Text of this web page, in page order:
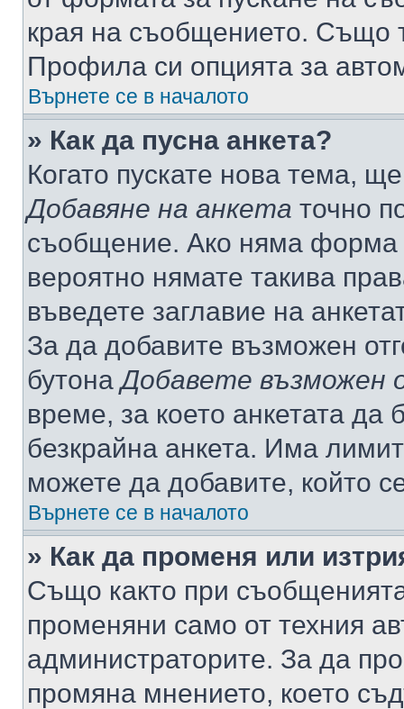
края на съобщението. Също
Профила си опцията за
Върнете се в началото
» Как да пусна анкета?
Когато пускате нова тема,
Добавяне на анкета точно
съобщение. Ако няма форма
вероятно нямате такива
въведете заглавие на
За да добавите възможен
бутонаДобавете възможен
време, за което анкетата да
безкрайна анкета. Има
можете да добавите, който
Върнете се в началото
» Как да променя или
Също както при
променяни само от техния
администраторите. За да
промяна мнението, което